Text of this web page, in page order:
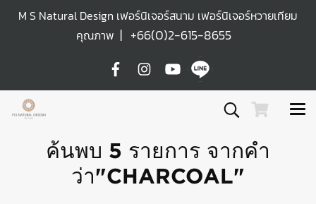
M S Natural Design เฟอร์นิเจอร์สนาม เฟอร์นิเจอร์หวายเทียม
คุณภาพ | +66(0)2-615-8655
ค้นพบ 5 รายการ จากคำ
ว่า"CHARCOAL"